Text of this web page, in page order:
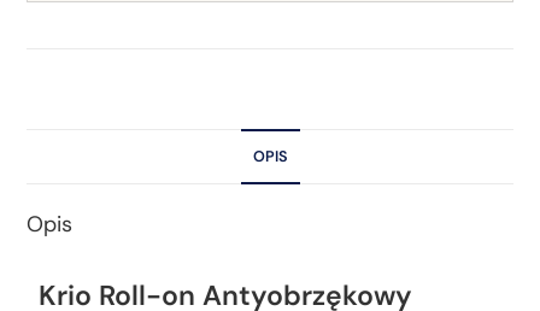
OPIS
Opis
Krio Roll-on Antyobrzękowy